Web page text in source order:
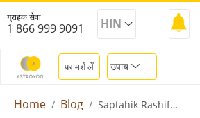
ग्राहक सेवा
1 866 999 9091 HIN
परामर्श लें उपाय
Home Blog Saptahik Rashifal 06 May To 12 May 2024